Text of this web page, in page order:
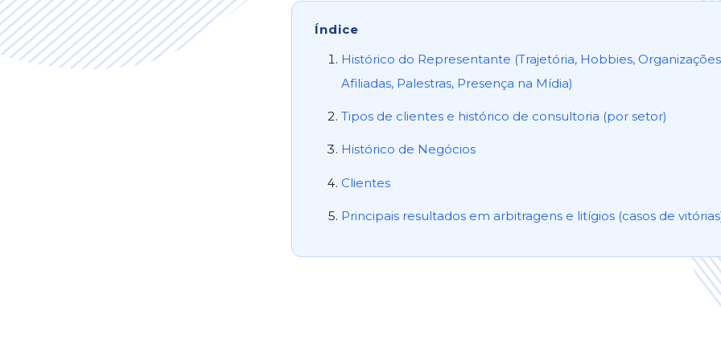
Índice
Histórico do Representante (Trajetória, Hobbies, Organizações
Afiliadas, Palestras, Presença na Mídia)
Tipos de clientes e histórico de consultoria (por setor)
Histórico de Negócios
Clientes
Principais resultados em arbitragens e litígios (casos de